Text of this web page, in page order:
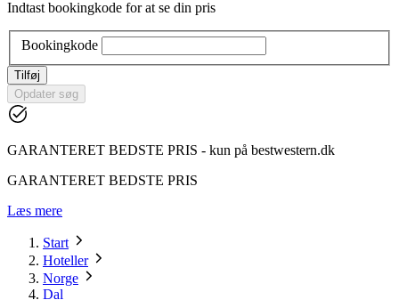
Indtast bookingkode for at se din pris
Bookingkode
Tilføj
Opdater søg
GARANTERET BEDSTE PRIS - kun på bestwestern.dk
GARANTERET BEDSTE PRIS
Læs mere
Start
Hoteller
Norge
Dal